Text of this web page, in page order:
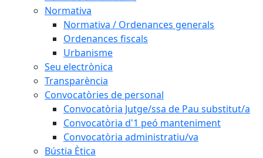
Normativa
Normativa / Ordenances generals
Ordenances fiscals
Urbanisme
Seu electrònica
Transparència
Convocatòries de personal
Convocatòria Jutge/ssa de Pau substitut/a
Convocatòria d'1 peó manteniment
Convocatòria administratiu/va
Bústia Ètica